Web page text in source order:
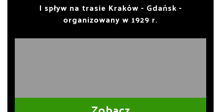
I spływ na trasie Kraków - Gdańsk -
organizowany w 1929 r.